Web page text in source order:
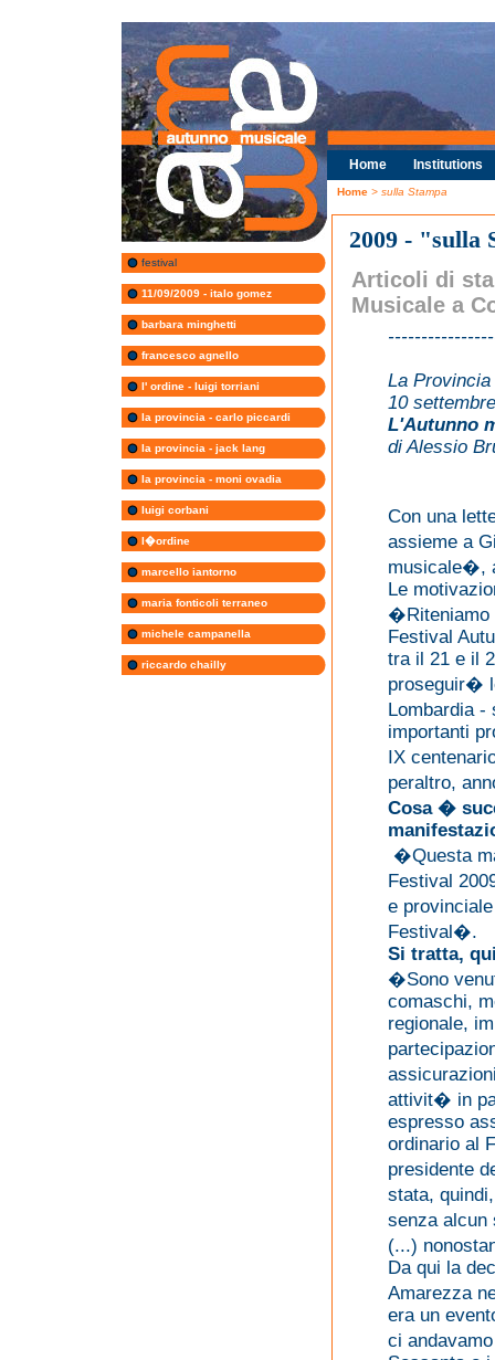
festival
11/09/2009 - italo gomez
barbara minghetti
francesco agnello
l' ordine - luigi torriani
la provincia - carlo piccardi
la provincia - jack lang
la provincia - moni ovadia
luigi corbani
l�ordine
marcello iantorno
maria fonticoli terraneo
michele campanella
riccardo chailly
Home Institutions
Home > sulla Stampa
2009 - "sulla
Articoli di
Musicale a
La
10
L'Autunno
di Alessio
Con una
assieme a
musicale�,
Le
�Riteniamo
Festival
tra il 21 e il
proseguir�
Lombardia
importanti
IX
peraltro,
Cosa �
�Questa
Festival
e
Festival�.
Si tratta,
�Sono
comaschi,
regionale,
attivit� in
espresso
ordinario al
presidente
stata,
senza
(...)
Da qui la
Amarezza
era un
ci